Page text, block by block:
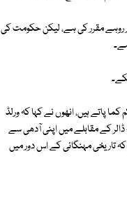
کی نگران حکومت نے مزدور کی تنخواہ میں سات ہزار کا اضافہ کرتے ہوئے کم از کم تنخواہ 32 ہزار روہے مقرر کی ہے، لیکن حکومت کی
پاکستان میں 83 فیصد گھرانے دو ڈالر سے کم کما پاتے ہیں، انھوں نے کہا کہ ورلڈ
ڈالر کے مقابلے میں اپنی آدھی سے
تاریخی مہنگائی کے اس دور میں